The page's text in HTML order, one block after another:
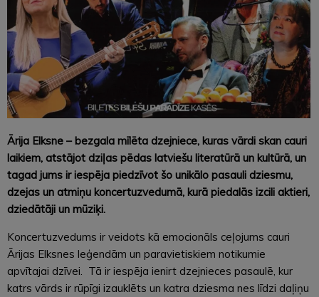
Ārija Elksne – bezgala mīlēta dzejniece, kuras vārdi skan cauri
laikiem, atstājot dziļas pēdas latviešu literatūrā un kultūrā, un
tagad jums ir iespēja piedzīvot šo unikālo pasauli dziesmu,
dzejas un atmiņu koncertuzvedumā, kurā piedalās izcili aktieri,
dziedātāji un mūziķi.
Koncertuzvedums ir veidots kā emocionāls ceļojums cauri
Ārijas Elksnes leģendām un paravietiskiem notikumie
apvītajai dzīvei. Tā ir iespēja ienirt dzejnieces pasaulē, kur
katrs vārds ir rūpīgi izauklēts un katra dziesma nes līdzi daļiņu